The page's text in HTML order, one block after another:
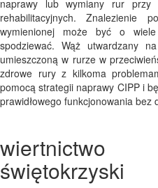
naprawy lub wymiany rur przy
rehabilitacyjnych. Znalezienie
wymienionej może być o
spodziewać. Wąż utwardzany
umieszczoną w rurze w
zdrowe rury z kilkoma
pomocą strategii naprawy CIPP i
prawidłowego funkcjonowania bez
świętokrzyski